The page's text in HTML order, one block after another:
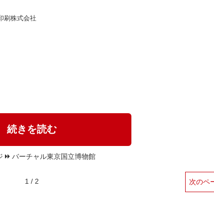
刷株式会社
続きを読む
バーチャル東京国立博物館
1 / 2 次のペ